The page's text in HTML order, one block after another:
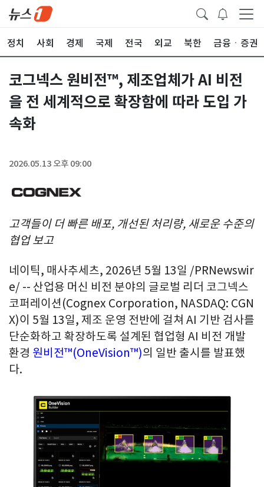
정치 사회 경제 국제 전국 외교 북한 금융ㆍ증권
코그넥스 원비전™, 제조업체가 AI 비전
을 전 세계적으로 확장함에 따라 도입 가
속화
2026.05.13 오후 09:00
고객들이 더 빠른 배포, 개선된 처리량, 새로운 수준의
협업 보고
네이틱, 매사추세츠, 2026년 5월 13일 /PRNewswir
e/ -- 산업용 머신 비전 분야의 글로벌 리더 코그넥스
코퍼레이션(Cognex Corporation, NASDAQ: CGN
X)이 5월 13일, 제조 운영 전반에 걸쳐 AI 기반 검사를
단순화하고 확장하도록 설계된 협업형 AI 비전 개발
환경 원비전™(OneVision™)의 일반 출시를 발표했
다.